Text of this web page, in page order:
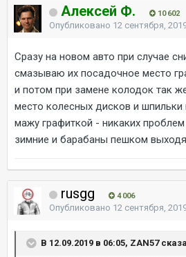
Алексей Ф. 10 602
Опубликовано 12 сентября,
Сразу на новом авто при случае
смазываю их посадочное место
и потом при замене колодок так
место колесных дисков и шпильки
мажу графиткой - никаких
зимние и барабаны пешком
rusgg 4 006
Опубликовано 12 сентября,
В 12.09.2019 в 06:05, ZAN57